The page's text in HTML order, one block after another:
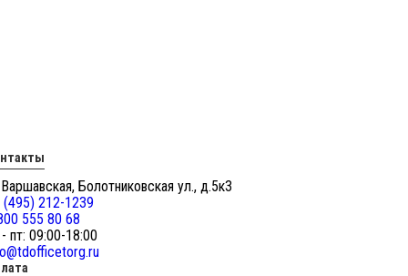
Болотниковская ул., д.5к3
(495) 212-1239
555 80 68
пт: 09:00-18:00